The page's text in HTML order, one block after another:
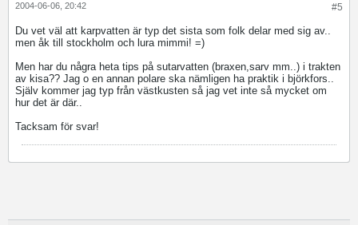
#5
2004-06-06, 20:42
Du vet väl att karpvatten är typ det sista som folk delar med sig av..
men åk till stockholm och lura mimmi! =)
Men har du några heta tips på sutarvatten (braxen,sarv mm..) i trakten
av kisa?? Jag o en annan polare ska nämligen ha praktik i björkfors..
Själv kommer jag typ från västkusten så jag vet inte så mycket om
hur det är där..
Tacksam för svar!